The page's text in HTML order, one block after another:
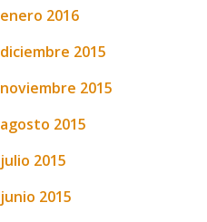
enero 2016
diciembre 2015
noviembre 2015
agosto 2015
julio 2015
junio 2015